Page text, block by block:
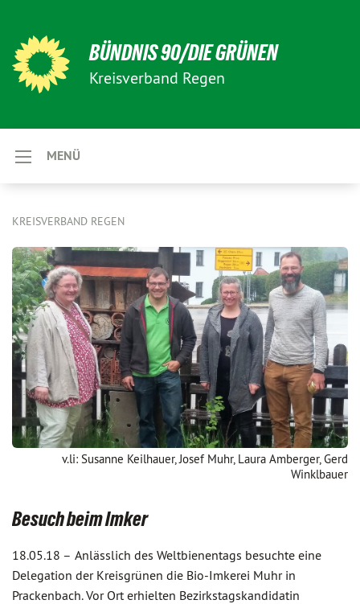
BÜNDNIS 90/DIE GRÜNEN
Kreisverband Regen
MENÜ
KREISVERBAND REGEN
v.li: Susanne Keilhauer, Josef Muhr, Laura Amberger, Gerd
Winklbauer
Besuch beim Imker
18.05.18 – Anlässlich des Weltbienentags besuchte eine
Delegation der Kreisgrünen die Bio-Imkerei Muhr in
Prackenbach. Vor Ort erhielten Bezirkstagskandidatin